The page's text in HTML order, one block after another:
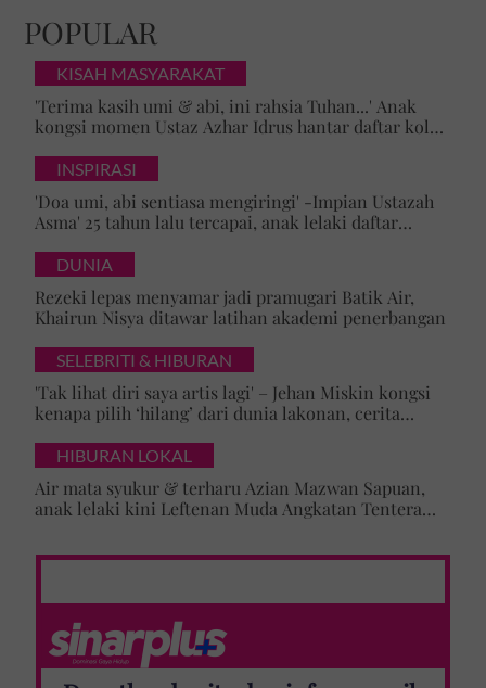
POPULAR
KISAH MASYARAKAT
'Terima kasih umi & abi, ini rahsia Tuhan...' Anak
kongsi momen Ustaz Azhar Idrus hantar daftar kolej,
INSPIRASI
'Doa umi, abi sentiasa mengiringi' -Impian Ustazah
Asma' 25 tahun lalu tercapai, anak lelaki daftar
DUNIA
Rezeki lepas menyamar jadi pramugari Batik Air,
Khairun Nisya ditawar latihan akademi penerbangan
SELEBRITI & HIBURAN
'Tak lihat diri saya artis lagi' – Jehan Miskin kongsi
kenapa pilih ‘hilang’ dari dunia lakonan, cerita
HIBURAN LOKAL
Air mata syukur & terharu Azian Mazwan Sapuan,
anak lelaki kini Leftenan Muda Angkatan Tentera